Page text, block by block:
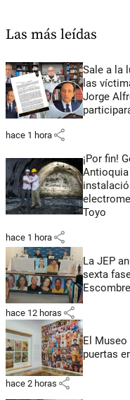
Las más leídas
Sale a la
las
Jorge
hace 1 hora share
¡Por fin!
Toyo
hace 1 hora share
La JEP
sexta
hace 12 horas share
El Museo
puertas
hace 2 horas share